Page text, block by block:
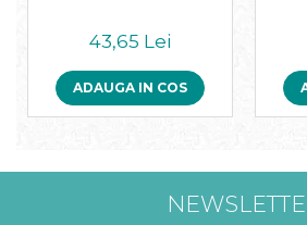
43,65 Lei
ADAUGA IN COS